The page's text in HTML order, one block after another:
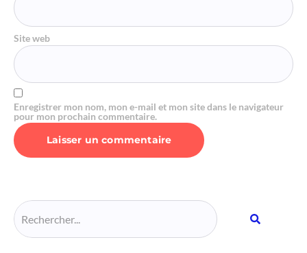
Site web
Enregistrer mon nom, mon e-mail et mon site dans le navigateur
pour mon prochain commentaire.